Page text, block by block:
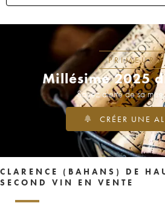
PRIMEURS
Millésime 2025
Soyez alerté de sa
CRÉER UNE
CLARENCE (BAHANS) DE
SECOND VIN EN VENTE